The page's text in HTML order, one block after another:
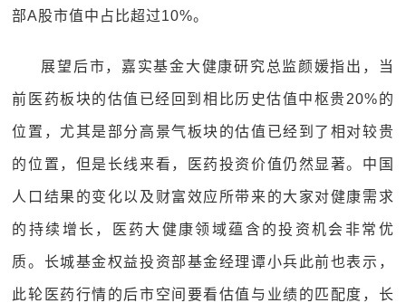
部A股市值中占比超过10%。
展望后市，嘉实基金大健康研究总监颜媛指出，当
前医药板块的估值已经回到相比历史估值中枢贵20%的
位置，尤其是部分高景气板块的估值已经到了相对较贵
的位置，但是长线来看，医药投资价值仍然显著。中国
人口结果的变化以及财富效应所带来的大家对健康需求
的持续增长，医药大健康领域蕴含的投资机会非常优
质。长城基金权益投资部基金经理谭小兵此前也表示，
此轮医药行情的后市空间要看估值与业绩的匹配度，长